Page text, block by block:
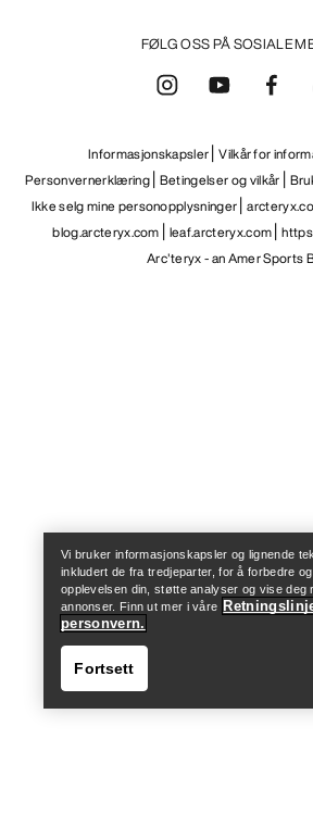
FØLG OSS PÅ SOSIALE
Informasjonskapsler Vilkår for
Personvernerklæring Betingelser og vilkår
Ikke selg mine personopplysninger
blog.arcteryx.com leaf.arcteryx.com
Arc'teryx - an Amer Sports
Vi bruker informasjonskapsler og lignende
inkludert de fra tredjeparter, for å forbedre
opplevelsen din, støtte analyser og vise deg
annonser. Finn ut mer i våre
personvern.
Fortsett